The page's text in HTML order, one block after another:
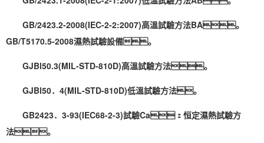
GB/2423.2-2008(IEC-2-2:2007)高溫試驗方法BA。
GB/T5170.5-2008濕熱試驗設備。
GJBl50.3(MIL-STD-810D)高溫試驗方法。
GJBl50．4(MIL-STD-810D)低溫試驗方法。
GB2423．3-93(IEC68-2-3)試驗Ca：恒定濕熱試驗方
法。